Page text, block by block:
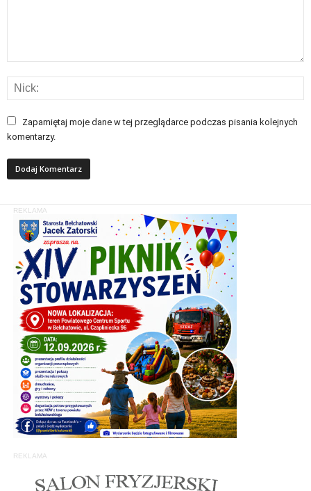
Zapamiętaj moje dane w tej przeglądarce podczas pisania kolejnych
komentarzy.
REKLAMA
REKLAMA